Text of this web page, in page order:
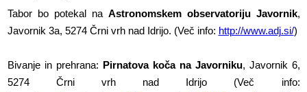
Tabor bo potekal na Astronomskem observatoriju Javornik,
Javornik 3a, 5274 Črni vrh nad Idrijo. (Več info: http://www.adj.si/)
Bivanje in prehrana: Pirnatova koča na Javorniku, Javornik 6,
5274 Črni vrh nad Idrijo (Več info: